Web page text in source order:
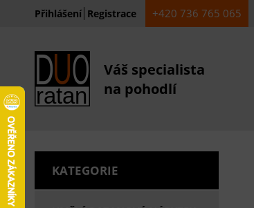
Přihlášení Registrace +420 736 765 065
Váš specialista
na pohodlí
KATEGORIE